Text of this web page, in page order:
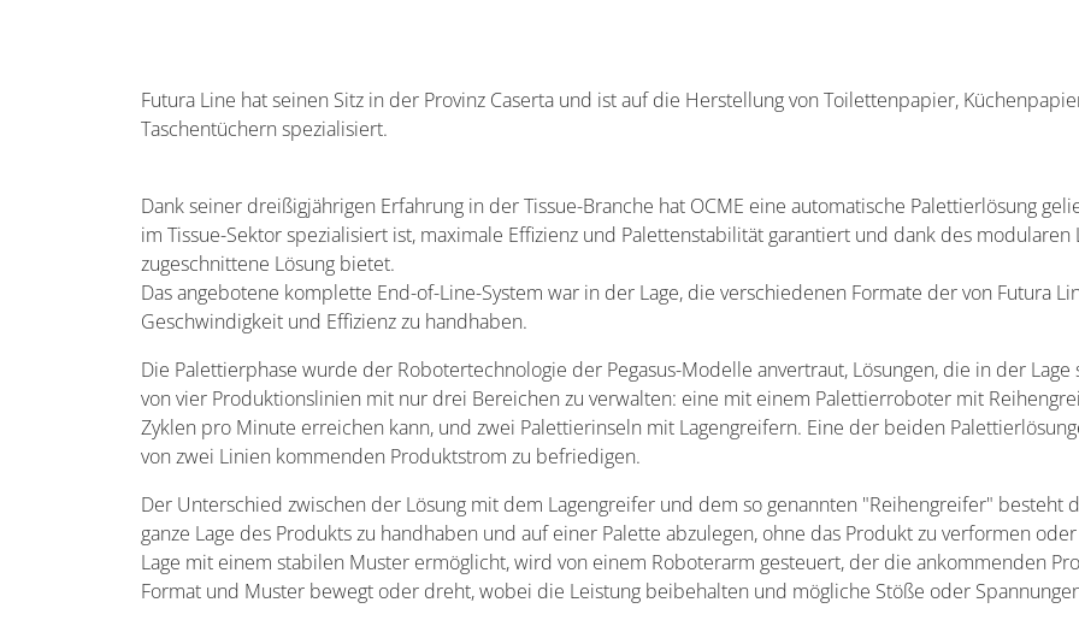
Futura Line hat seinen Sitz in der Provinz Caserta und ist auf die Herstellung von Toilettenpapier,
Taschentüchern spezialisiert.
Dank seiner dreißigjährigen Erfahrung in der Tissue-Branche hat OCME eine automatische Palettierlösung
im Tissue-Sektor spezialisiert ist, maximale Effizienz und Palettenstabilität garantiert und dank des
zugeschnittene Lösung bietet.
Das angebotene komplette End-of-Line-System war in der Lage, die verschiedenen Formate der von Futura
Geschwindigkeit und Effizienz zu handhaben.
Die Palettierphase wurde der Robotertechnologie der Pegasus-Modelle anvertraut, Lösungen, die in der
von vier Produktionslinien mit nur drei Bereichen zu verwalten: eine mit einem Palettierroboter mit
Zyklen pro Minute erreichen kann, und zwei Palettierinseln mit Lagengreifern. Eine der beiden
von zwei Linien kommenden Produktstrom zu befriedigen.
Der Unterschied zwischen der Lösung mit dem Lagengreifer und dem so genannten "Reihengreifer" besteht
ganze Lage des Produkts zu handhaben und auf einer Palette abzulegen, ohne das Produkt zu verformen
Lage mit einem stabilen Muster ermöglicht, wird von einem Roboterarm gesteuert, der die ankommenden
Format und Muster bewegt oder dreht, wobei die Leistung beibehalten und mögliche Stöße oder